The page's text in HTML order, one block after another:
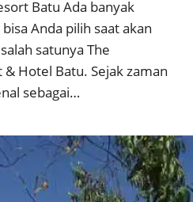
Batu Ada banyak
Anda pilih saat akan
satunya The
& Hotel Batu. Sejak zaman
sebagai…